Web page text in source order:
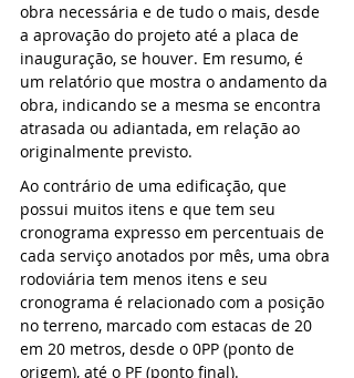
obra necessária e de tudo o mais, desde
a aprovação do projeto até a placa de
inauguração, se houver. Em resumo, é
um relatório que mostra o andamento da
obra, indicando se a mesma se encontra
atrasada ou adiantada, em relação ao
originalmente previsto.
Ao contrário de uma edificação, que
possui muitos itens e que tem seu
cronograma expresso em percentuais de
cada serviço anotados por mês, uma obra
rodoviária tem menos itens e seu
cronograma é relacionado com a posição
no terreno, marcado com estacas de 20
em 20 metros, desde o 0PP (ponto de
origem), até o PF (ponto final).